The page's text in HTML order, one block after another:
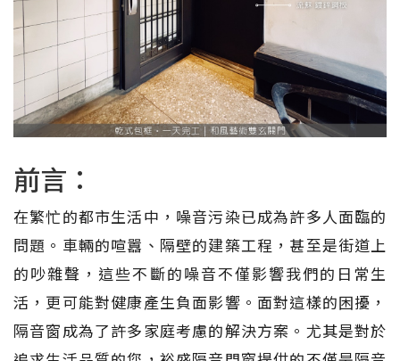
前言：
在繁忙的都市生活中，噪音污染已成為許多人面臨的
問題。車輛的喧囂、隔壁的建築工程，甚至是街道上
的吵雜聲，這些不斷的噪音不僅影響我們的日常生
活，更可能對健康產生負面影響。面對這樣的困擾，
隔音窗成為了許多家庭考慮的解決方案。尤其是對於